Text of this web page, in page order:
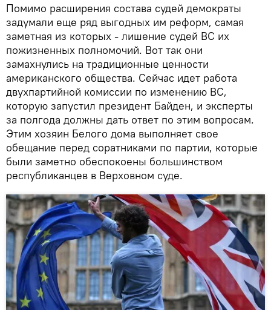
Помимо расширения состава судей демократы
задумали еще ряд выгодных им реформ, самая
заметная из которых - лишение судей ВС их
пожизненных полномочий. Вот так они
замахнулись на традиционные ценности
американского общества. Сейчас идет работа
двухпартийной комиссии по изменению ВС,
которую запустил президент Байден, и эксперты
за полгода должны дать ответ по этим вопросам.
Этим хозяин Белого дома выполняет свое
обещание перед соратниками по партии, которые
были заметно обеспокоены большинством
республиканцев в Верховном суде.